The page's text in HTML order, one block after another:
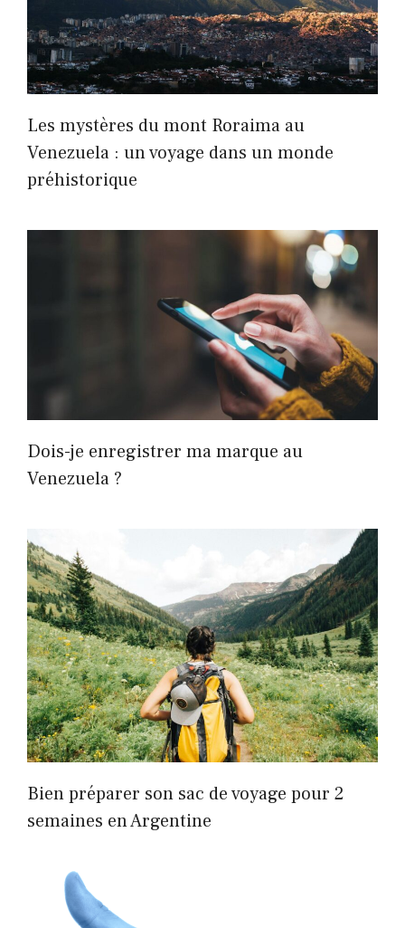
Les mystères du mont Roraima au
Venezuela : un voyage dans un monde
préhistorique
Dois-je enregistrer ma marque au
Venezuela ?
Bien préparer son sac de voyage pour 2
semaines en Argentine